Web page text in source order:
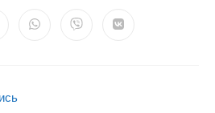
ОткрываетсяОткрываетсяОткрывается